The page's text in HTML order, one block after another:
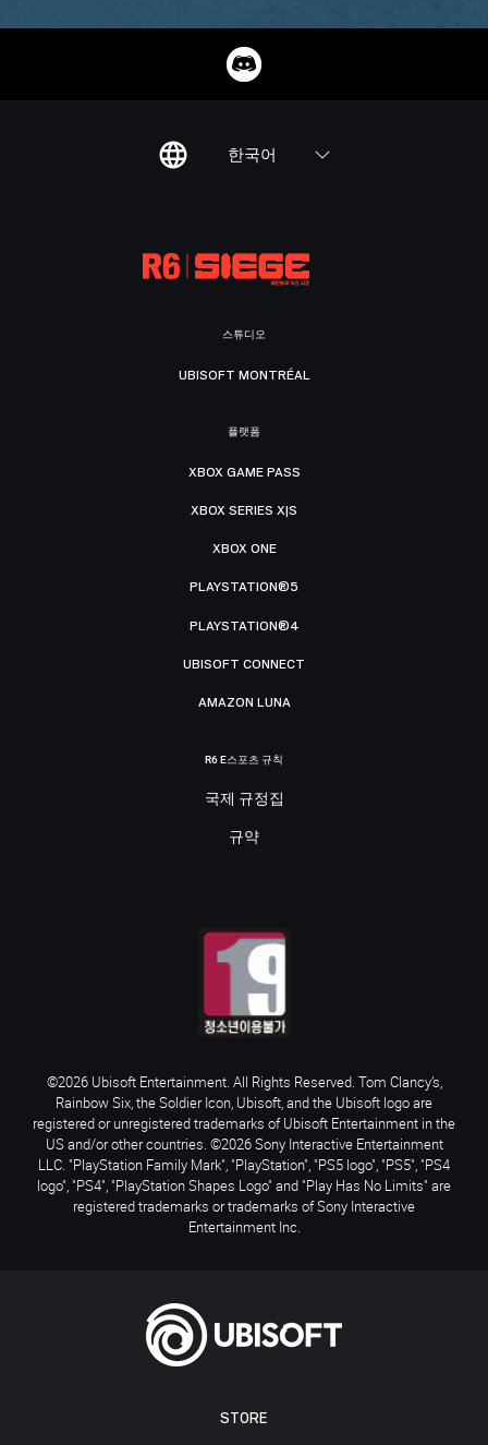
한국어
STORE
스튜디오
UBISOFT MONTRÉAL
플랫폼
XBOX GAME PASS
XBOX SERIES X|S
XBOX ONE
PLAYSTATION®5
PLAYSTATION®4
UBISOFT CONNECT
AMAZON LUNA
R6 E스포츠 규칙
국제 규정집
규약
©2026 Ubisoft Entertainment. All Rights Reserved. Tom Clancy’s,
Rainbow Six, the Soldier Icon, Ubisoft, and the Ubisoft logo are
registered or unregistered trademarks of Ubisoft Entertainment in the
US and/or other countries. ©2026 Sony Interactive Entertainment
LLC. "PlayStation Family Mark", "PlayStation", "PS5 logo", "PS5", "PS4
logo", "PS4", "PlayStation Shapes Logo" and "Play Has No Limits" are
registered trademarks or trademarks of Sony Interactive
Entertainment Inc.